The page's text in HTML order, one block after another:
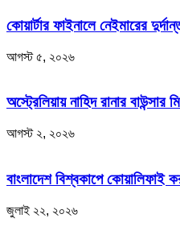
কোয়ার্টার ফাইনালে নেইমারের
আগস্ট ৫, ২০২৬
অস্ট্রেলিয়ায় নাহিদ রানার বাউন্সার
আগস্ট ২, ২০২৬
বাংলাদেশ বিশ্বকাপে কোয়ালিফাই
জুলাই ২২, ২০২৬